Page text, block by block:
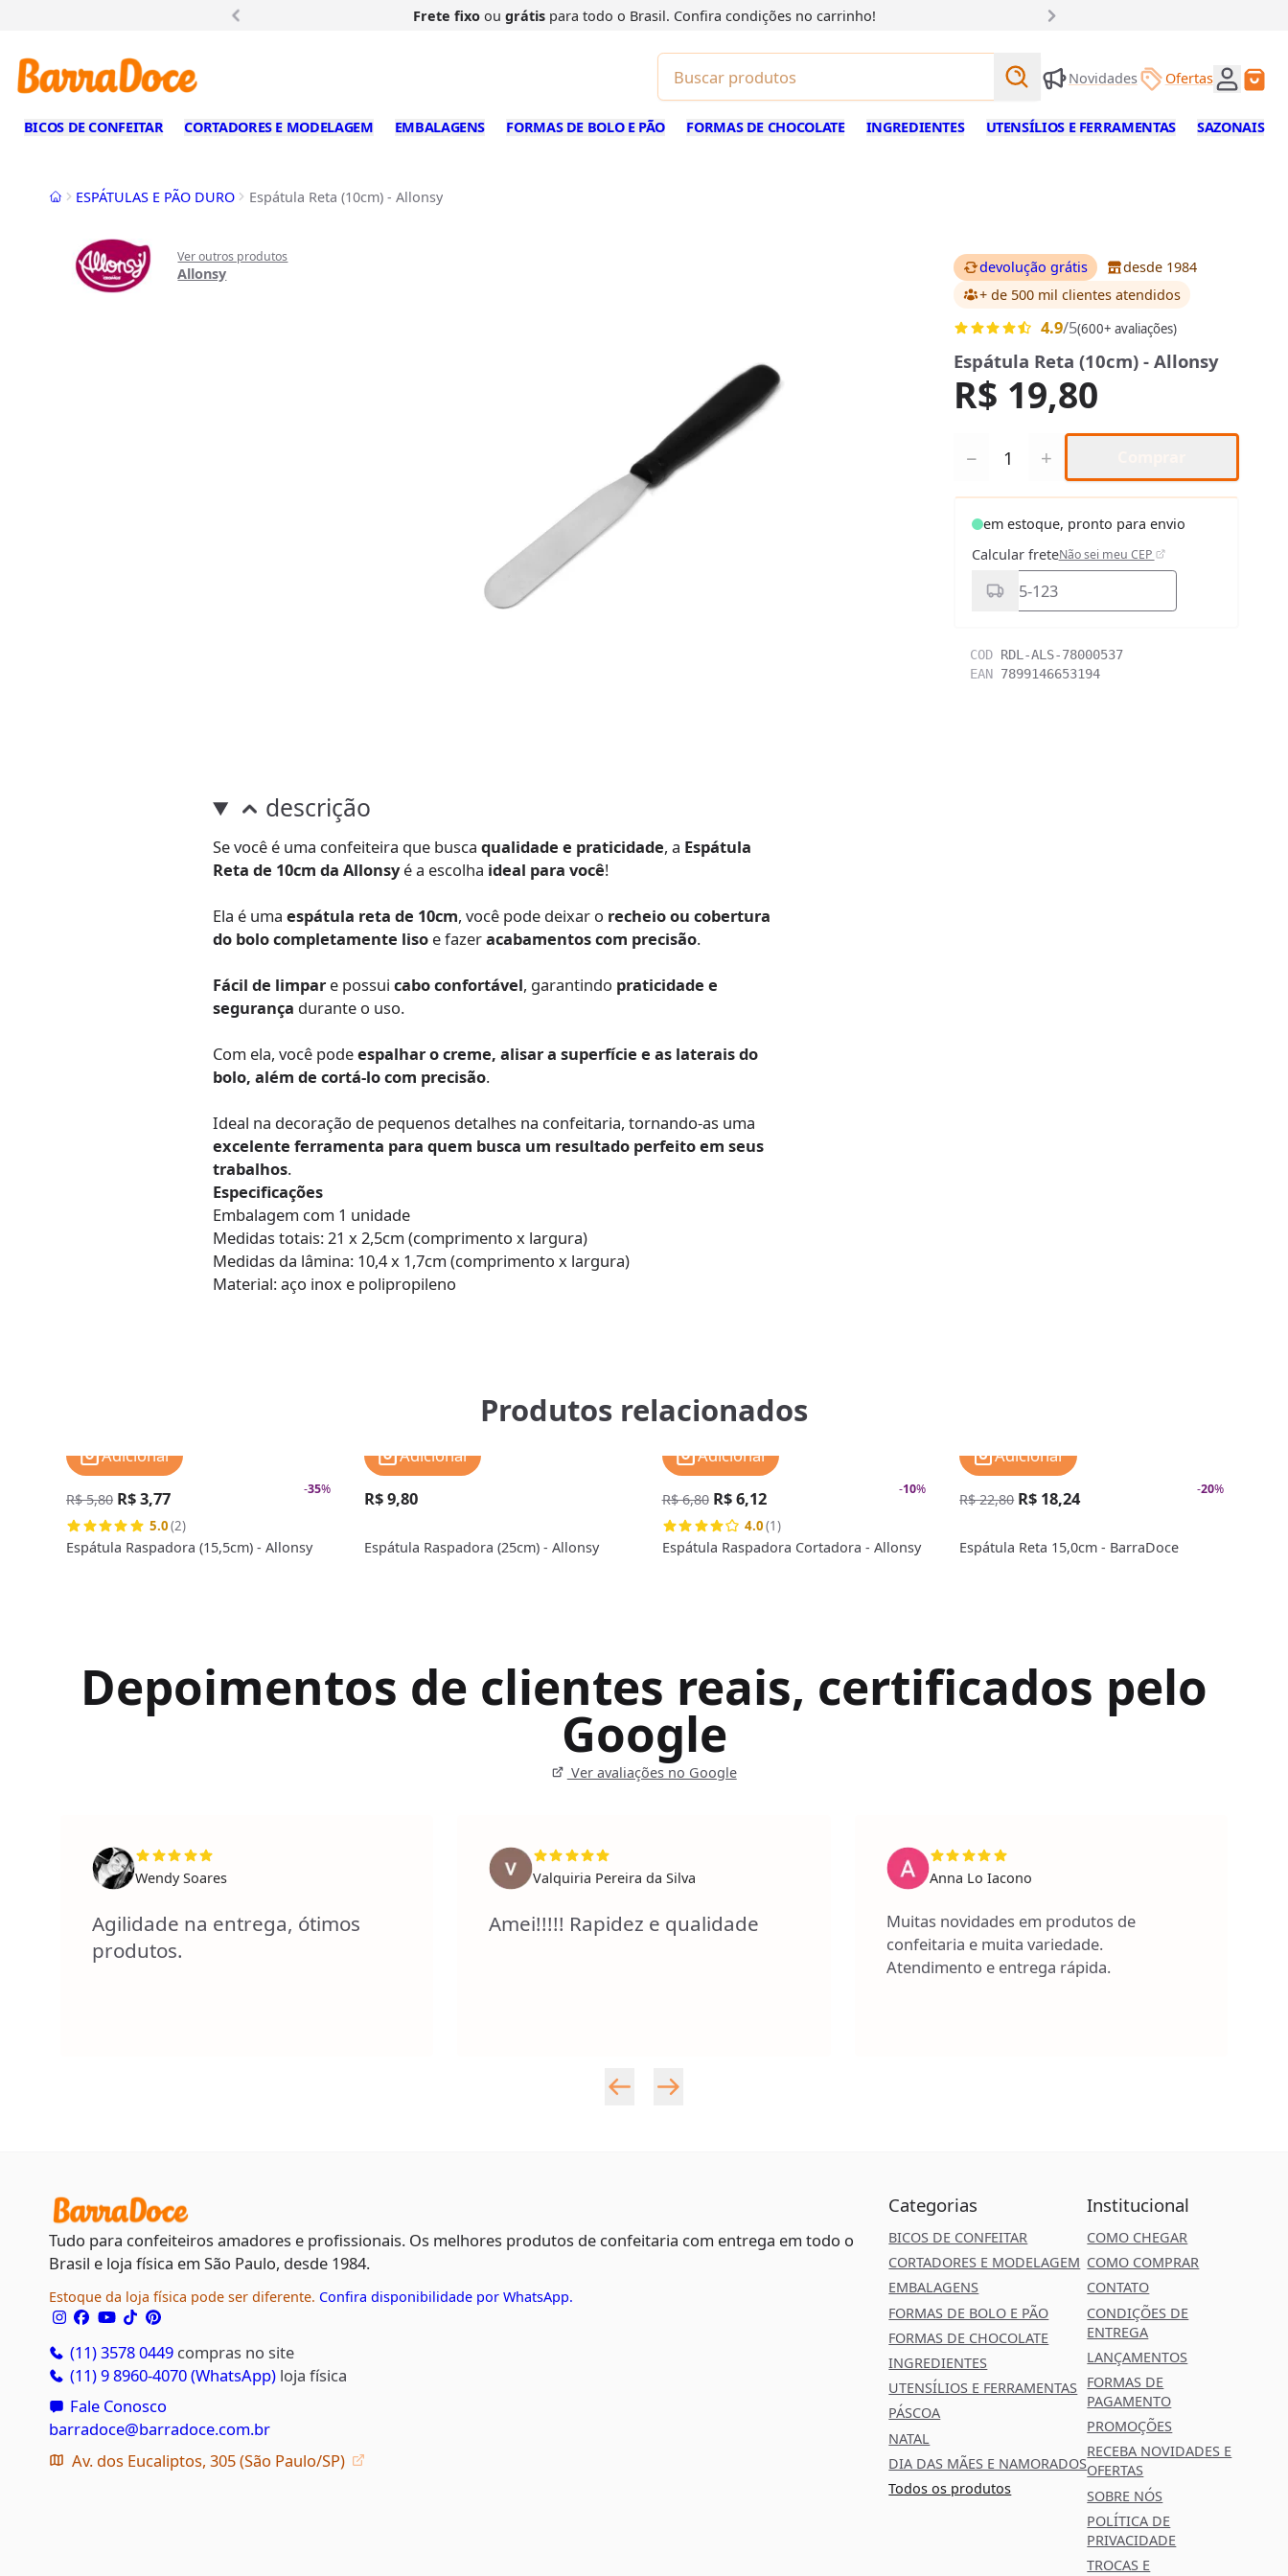
Frete fixoou grátispara todo o Brasil. Confira condições no carrinho!
Buscar produtos
Buscar
Novidades Ofertas
BICOS DE CONFEITAR CORTADORES E MODELAGEM EMBALAGENS FORMAS DE BOLO E PÃO FORMAS DE CHOCOLATE INGREDIENTES UTENSÍLIOS E FERRAMENTAS SAZONAIS
InícioESPÁTULAS E PÃO DURO Espátula Reta (10cm) - Allonsy
Ver outros produtos
Allonsy devolução grátis
desde 1984
+ de 500 mil clientes atendidos
4.9/5(600+ avaliações)
Espátula Reta (10cm) - Allonsy
R$ 19,80
− +
em estoque, pronto para envio
Calcular freteNão sei meu CEP
COD RDL-ALS-78000537
EAN 7899146653194
descrição
Se você é uma confeiteira que buscaqualidade e praticidade, a Espátula
Reta de 10cm da Allonsyé a escolha ideal para você!
Ela é umaespátula reta de 10cm, você pode deixar o recheio ou cobertura
do bolo completamente liso e fazeracabamentos com precisão.
Fácil de limpar e possuicabo confortável, garantindo praticidade e
segurança durante o uso.
Com ela, você podeespalhar o creme, alisar a superfície e as laterais do
bolo, além de cortá-lo com precisão.
Ideal na decoração de pequenos detalhes na confeitaria, tornando-as uma
excelente ferramenta para quem busca um resultado perfeito em seus
trabalhos.
Especificações
Embalagem com 1 unidade
Medidas totais: 21 x 2,5cm (comprimento x largura)
Medidas da lâmina: 10,4 x 1,7cm (comprimento x largura)
Material: aço inox e polipropileno
Produtos relacionados
-35%
R$ 5,80 R$ 3,77
5.0(2)
Espátula Raspadora (15,5cm) - Allonsy
Adicionar
R$ 9,80
Espátula Raspadora (25cm) - Allonsy
Adicionar
-10%
R$ 6,80 R$ 6,12
4.0(1)
Espátula Raspadora Cortadora - Allonsy
Adicionar
-20%
R$ 22,80 R$ 18,24
Espátula Reta 15,0cm - BarraDoce
Adicionar
Depoimentos de clientes reais, certificados pelo
Google
Ver avaliações no Google
Wendy Soares
Agilidade na entrega, ótimos
produtos.
Valquiria Pereira da Silva
Amei!!!!! Rapidez e qualidade
Anna Lo Iacono
Muitas novidades em produtos de
confeitaria e muita variedade.
Atendimento e entrega rápida.
Tudo para confeiteiros amadores e profissionais. Os melhores produtos de confeitaria com entrega em todo o
Brasil e loja física em São Paulo, desde 1984.
Estoque da loja física pode ser diferente. Confira disponibilidade por WhatsApp.
(11) 3578 0449 compras no site
(11) 9 8960-4070 (WhatsApp) loja física
Fale Conosco
barradoce@barradoce.com.br
Av. dos Eucaliptos, 305 (São Paulo/SP)
Categorias
BICOS DE CONFEITAR
CORTADORES E MODELAGEM
EMBALAGENS
FORMAS DE BOLO E PÃO
FORMAS DE CHOCOLATE
INGREDIENTES
UTENSÍLIOS E FERRAMENTAS
PÁSCOA
NATAL
DIA DAS MÃES E NAMORADOS
Todos os produtos
Institucional
COMO CHEGAR
COMO COMPRAR
CONTATO
CONDIÇÕES DE
ENTREGA
LANÇAMENTOS
FORMAS DE
PAGAMENTO
PROMOÇÕES
RECEBA NOVIDADES E
OFERTAS
SOBRE NÓS
POLÍTICA DE
PRIVACIDADE
TROCAS E